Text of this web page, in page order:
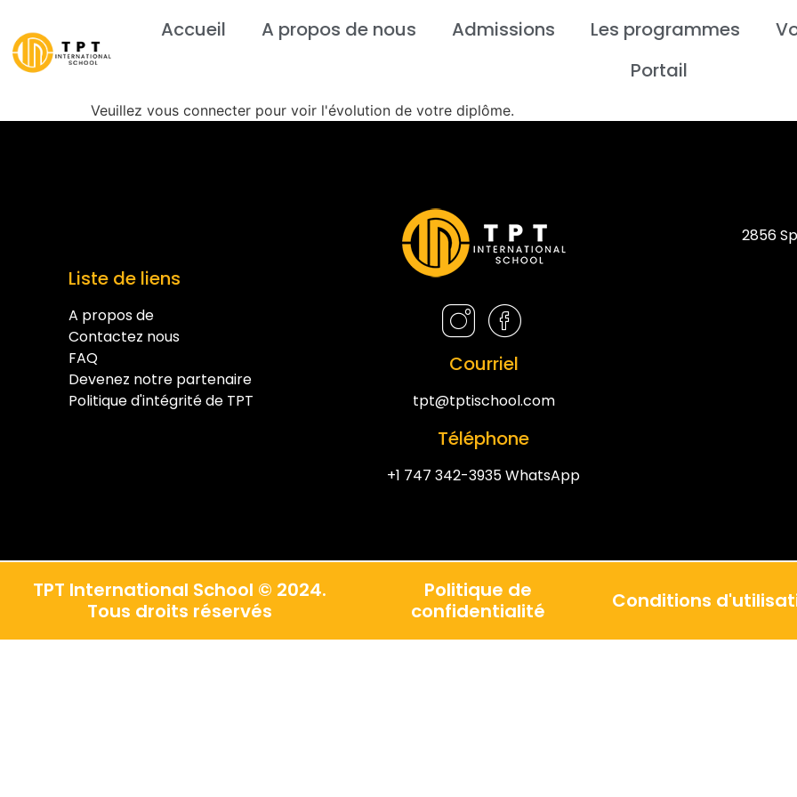
Accueil A propos de nous Admissions Les programmes
Portail
Veuillez vous connecter pour voir l'évolution de votre diplôme.
Liste de liens
A propos de
Contactez nous
FAQ
Devenez notre partenaire
Politique d'intégrité de TPT
Courriel
tpt@tptischool.com
Téléphone
+1 747 342-3935 WhatsApp
2856
TPT International School © 2024.
Tous droits réservés
Politique de
confidentialité
Conditions